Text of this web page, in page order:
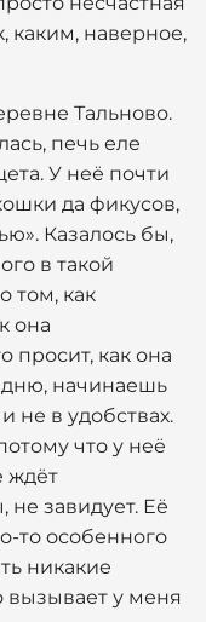
каким, наверное,
Тальново.
печь еле
У неё почти
да фикусов,
Казалось бы,
в такой
том, как
она
просит, как она
дню, начинаешь
не в удобствах.
что у неё
ждёт
не завидует. Её
то особенного
никакие
у меня